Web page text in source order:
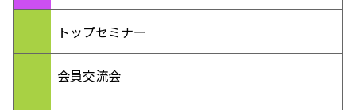
トップセミナー
会員交流会